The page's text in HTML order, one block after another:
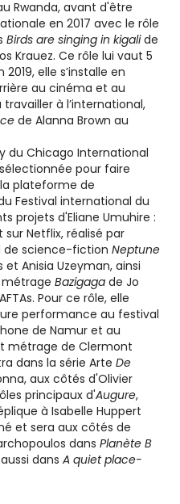
Rwanda, avant d'être
en 2017 avec le rôle
Birds are singing in kigalide
Krauez. Ce rôle lui vaut 5
elle s’installe en
au cinéma et au
à l’international,
de Alanna Brown au
du Chicago International
sélectionnée pour faire
plateforme de
Festival international du
projets d'Eliane Umuhire :
Netflix, réalisé par
de science-fictionNeptune
et Anisia Uzeyman, ainsi
métrageBazigaga de Jo
Pour ce rôle, elle
performance au festival
de Namur et au
métrage de Clermont
dans la série ArteDe
aux côtés d'Olivier
principaux d'Augure,
à Isabelle Huppert
et sera aux côtés de
dansPlanète B
aussi dansA quiet place-